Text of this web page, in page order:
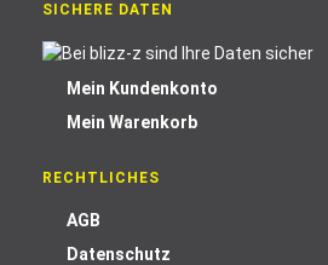
SICHERE DATEN
Mein Kundenkonto
Mein Warenkorb
RECHTLICHES
AGB
Datenschutz